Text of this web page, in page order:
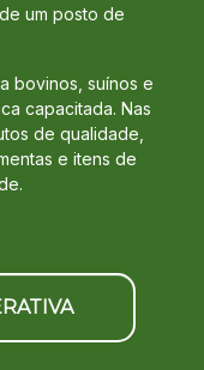
um posto de
bovinos, suínos e
capacitada. Nas
de qualidade,
e itens de